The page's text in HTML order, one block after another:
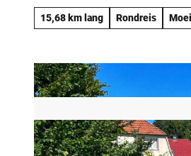
15,68 km lang Rondreis